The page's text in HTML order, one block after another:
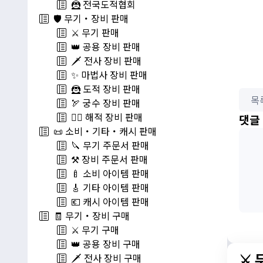
🦹 전국도적협회
🛡️ 무기・장비 판매
⚔️ 무기 판매
👑 공용 장비 판매
🗡️ 전사 장비 판매
✨ 마법사 장비 판매
🦹 도적 장비 판매
🏹 궁수 장비 판매
🏴‍☠️ 해적 장비 판매
📜 소비・기타・캐시 판매
🔪 무기 주문서 판매
⚒️ 장비 주문서 판매
🍼 소비 아이템 판매
🎸 기타 아이템 판매
💶 캐시 아이템 판매
🧾 무기・장비 구매
⚔️ 무기 구매
👑 공용 장비 구매
🗡️ 전사 장비 구매
목
댓글